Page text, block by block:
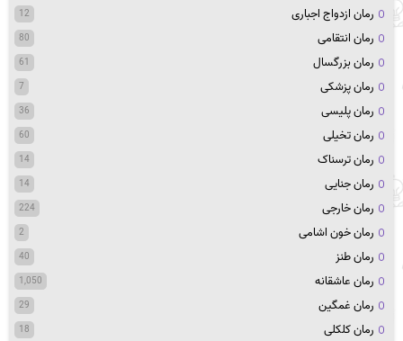
رمان ازدواج اجباری 12
رمان انتقامی 80
رمان بزرگسال 61
رمان پزشکی 7
رمان پلیسی 36
رمان تخیلی 60
رمان ترسناک 14
رمان جنایی 14
رمان خارجی 224
رمان خون اشامی 2
رمان طنز 40
رمان عاشقانه 1,050
رمان غمگین 29
رمان کلکلی 18